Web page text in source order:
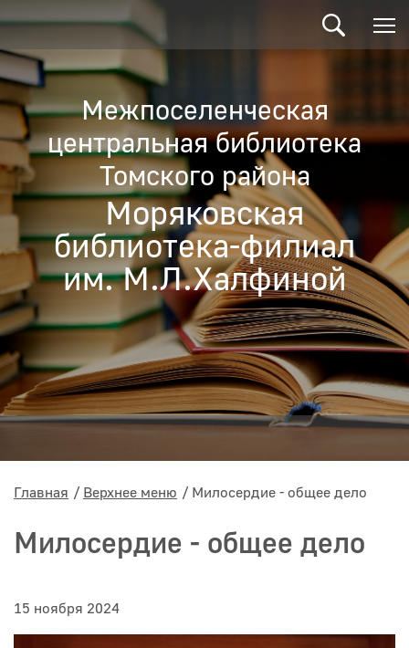
Межпоселенческая
центральная библиотека
Томского района
Моряковская
библиотека-филиал
им. М.Л.Халфиной
Главная Верхнее меню Милосердие - общее дело
Милосердие - общее дело
15 ноября 2024